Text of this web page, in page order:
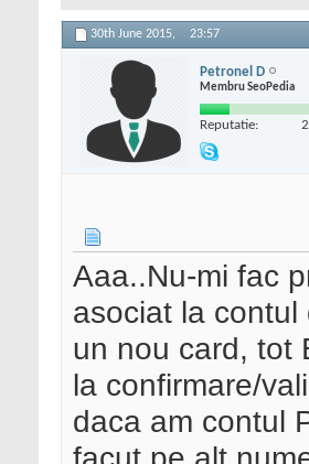
30th June 2015, 23:57
Petronel D
Membru SeoPedia
Reputatie:
Aaa..Nu-mi fac
asociat la
un nou card, tot
la confirmare/
daca am contul